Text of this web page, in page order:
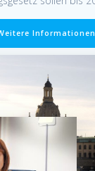
Informationen